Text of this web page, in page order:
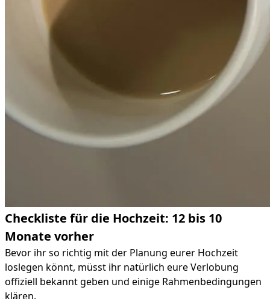
Checkliste für die Hochzeit: 12 bis 10
Monate vorher
Bevor ihr so richtig mit der Planung eurer Hochzeit
loslegen könnt, müsst ihr natürlich eure Verlobung
offiziell bekannt geben und einige Rahmenbedingungen
klären.